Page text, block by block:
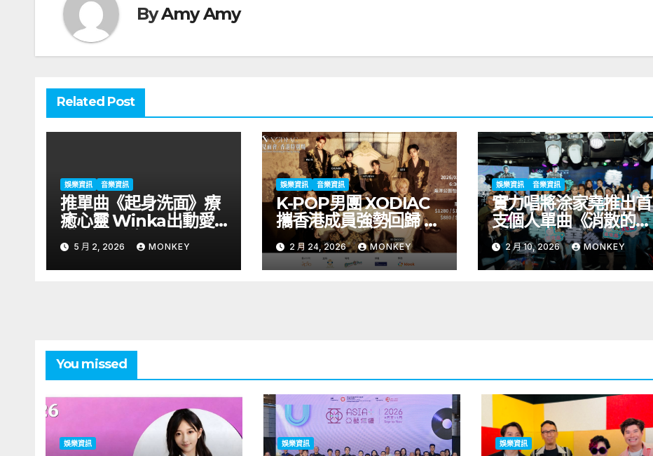
ByAmy Amy
Related Post
娛樂資訊 音樂資訊
推單曲《起身洗面》療
癒心靈 Winka出動愛
貓 低谷重生
5 月 2, 2026 MONKEY
娛樂資訊 音樂資訊
K-POP男團 XODIAC
攜香港成員強勢回歸 舉
辦粉絲見面會 2026年3
月28日海洋公園怡慶坊
與你見面 門票2月27日
2 月 24, 2026 MONKEY
娛樂資訊 音樂資訊
實力唱將涂家堯推出首
支個人單曲《消散的溫
度》 遠赴高雄取景 MV
首播 六位數出任
VSING 全球宣傳大使
2 月 10, 2026 MONKEY
You missed
娛樂資訊 娛樂資訊 娛樂資訊